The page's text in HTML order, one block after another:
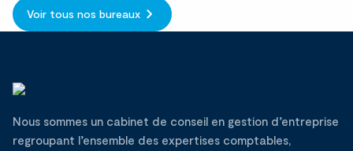
Voir tous nos bureaux
Nous sommes un cabinet de conseil en gestion d’entreprise
regroupant l’ensemble des expertises comptables,